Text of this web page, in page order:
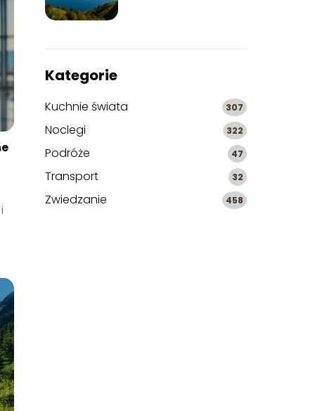
Kategorie
Kuchnie świata 307
Noclegi 322
Podróże 47
Transport 32
Zwiedzanie 458